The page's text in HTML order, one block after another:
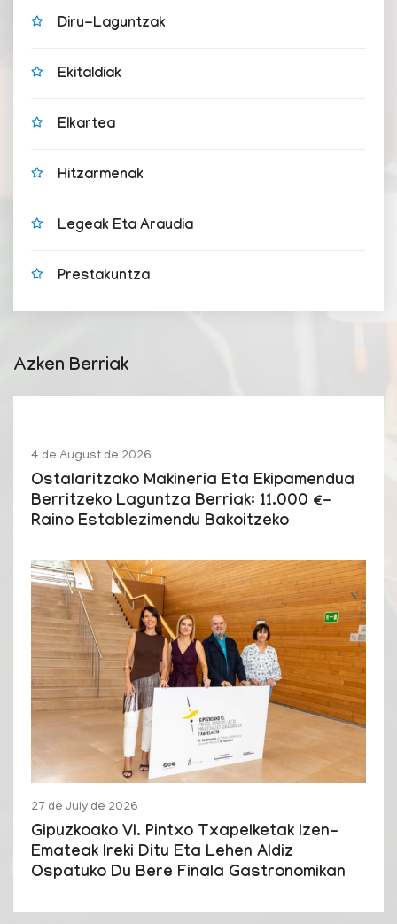
Diru-Laguntzak
Ekitaldiak
Elkartea
Hitzarmenak
Legeak Eta Araudia
Prestakuntza
Azken Berriak
4 de August de 2026
Ostalaritzako Makineria Eta Ekipamendua
Berritzeko Laguntza Berriak: 11.000 €-
Raino Establezimendu Bakoitzeko
27 de July de 2026
Gipuzkoako VI. Pintxo Txapelketak Izen-
Emateak Ireki Ditu Eta Lehen Aldiz
Ospatuko Du Bere Finala Gastronomikan